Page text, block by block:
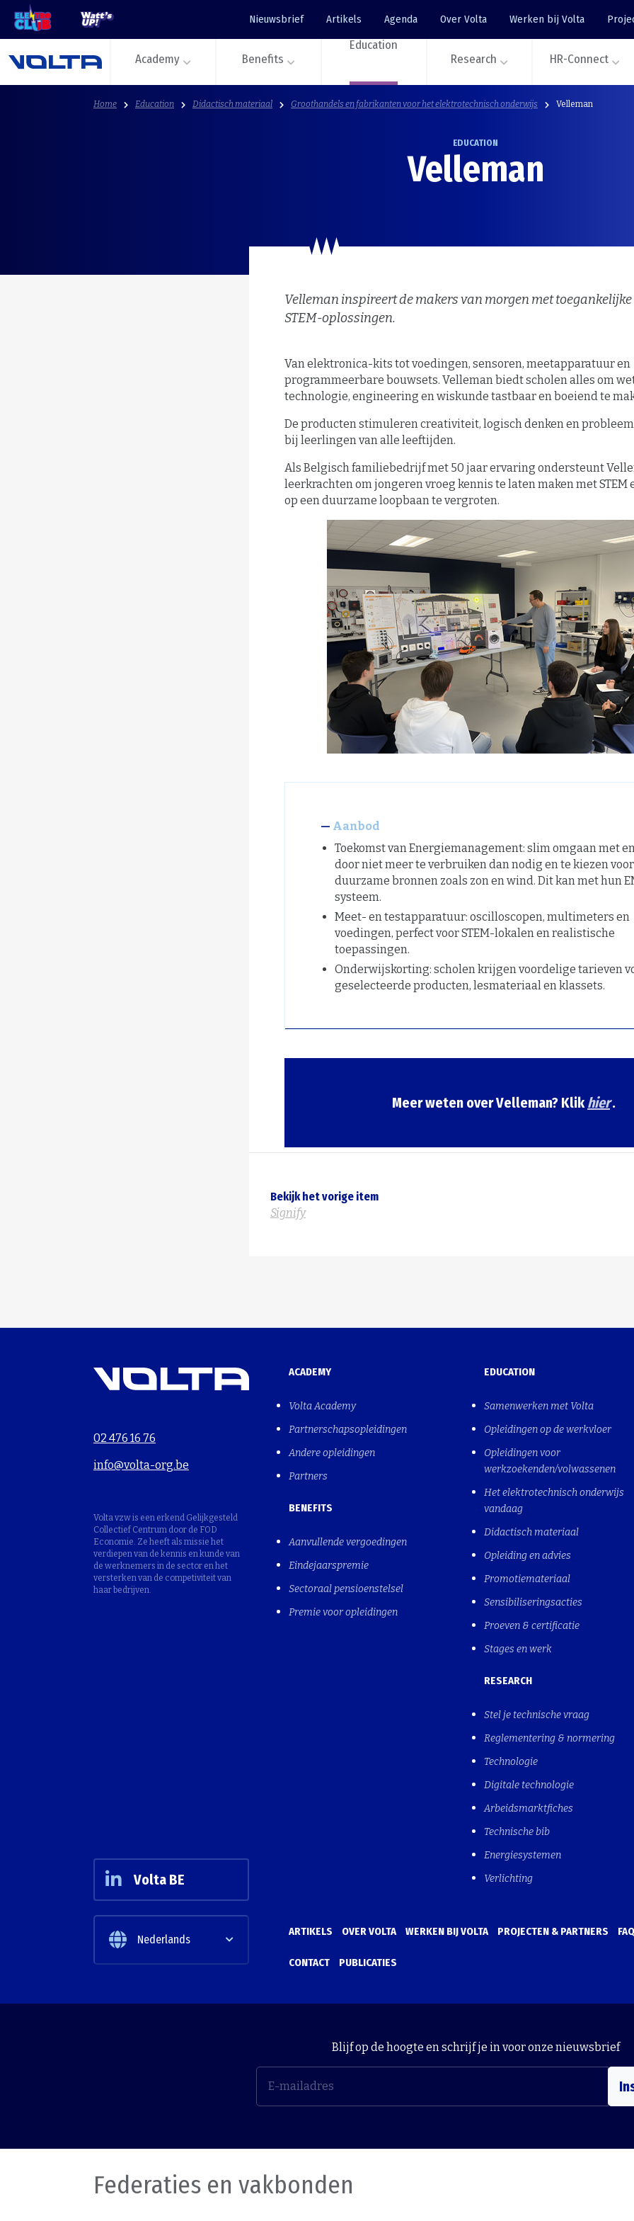
Nieuwsbrief Artikels Agenda Over Volta Werken bij Volta
Academy Benefits
Education
Research
HR-Connect
Home Education Didactisch materiaal Groothandels en fabrikanten voor het elektrotechnisch onderwijs Velleman
EDUCATION
Velleman
Velleman inspireert de makers van morgen met
STEM-oplossingen.
Van elektronica-kits tot voedingen, sensoren, meetapparatuur en
programmeerbare bouwsets. Velleman biedt scholen alles om
technologie, engineering en wiskunde tastbaar en boeiend te
De producten stimuleren creativiteit, logisch denken en
bij leerlingen van alle leeftijden.
Als Belgisch familiebedrijf met 50 jaar ervaring ondersteunt
leerkrachten om jongeren vroeg kennis te laten maken met STEM
op een duurzame loopbaan te vergroten.
Aanbod
Toekomst van Energiemanagement: slim omgaan met
door niet meer te verbruiken dan nodig en te kiezen voor
duurzame bronnen zoals zon en wind. Dit kan met hun
systeem.
Meet- en testapparatuur: oscilloscopen, multimeters en
voedingen, perfect voor STEM-lokalen en realistische
toepassingen.
Onderwijskorting: scholen krijgen voordelige tarieven
geselecteerde producten, lesmateriaal en klassets.
Meer weten over Velleman? Klikhier.
Bekijk het vorige item
Signify
02 476 16 76
info@volta-org.be
Volta vzw is een erkend Gelijkgesteld
Collectief Centrum door de FOD
Economie. Ze heeft als missie het
verdiepen van de kennis en kunde van
de werknemers in de sector en het
versterken van de competiviteit van
haar bedrijven.
Volta BE
Nederlands
ACADEMY
Volta Academy
Partnerschapsopleidingen
Andere opleidingen
Partners
BENEFITS
Aanvullende vergoedingen
Eindejaarspremie
Sectoraal pensioenstelsel
Premie voor opleidingen
EDUCATION
Samenwerken met Volta
Opleidingen op de werkvloer
Opleidingen voor
werkzoekenden/volwassenen
Het elektrotechnisch onderwijs
vandaag
Didactisch materiaal
Opleiding en advies
Promotiemateriaal
Sensibiliseringsacties
Proeven & certificatie
Stages en werk
RESEARCH
Stel je technische vraag
Reglementering & normering
Technologie
Digitale technologie
Arbeidsmarktfiches
Technische bib
Energiesystemen
Verlichting
ARTIKELS OVER VOLTA WERKEN BIJ VOLTA PROJECTEN & PARTNERS
CONTACT PUBLICATIES
Blijf op de hoogte en schrijf je in voor onze nieuwsbrief
Federaties en vakbonden